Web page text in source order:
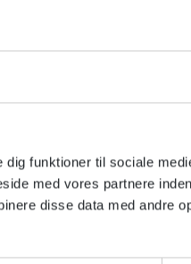
funktioner til sociale
med vores partnere
disse data med andre